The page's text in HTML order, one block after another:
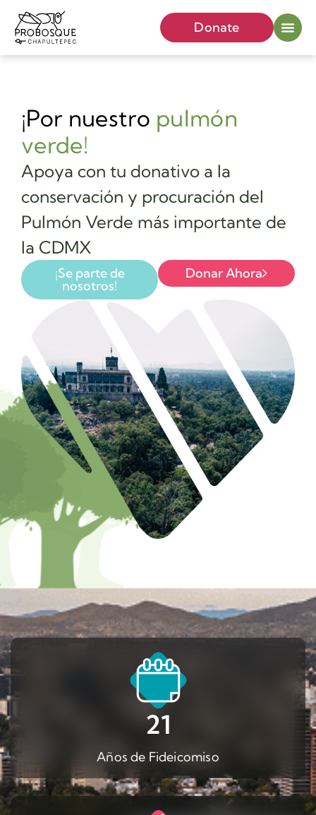
Donate
¡Por nuestro pulmón
verde!
Apoya con tu donativo a la
conservación y procuración del
Pulmón Verde más importante de
la CDMX
¡Se parte de
nosotros!
Donar Ahora
21
Años de Fideicomiso